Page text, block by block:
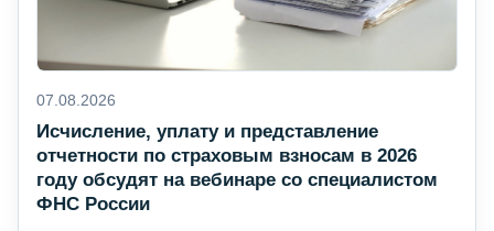
07.08.2026
Исчисление, уплату и представление
отчетности по страховым взносам в 2026
году обсудят на вебинаре со специалистом
ФНС России